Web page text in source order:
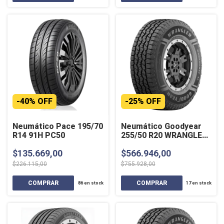
Neumático Pace 195/70
R14 91H PC50
-40% OFF
$135.669,00
$226.115,00
86en stock
Neumático Goodyear
255/50 R20 WRANGLER
-25% OFF
$566.946,00
$755.928,00
17en stock